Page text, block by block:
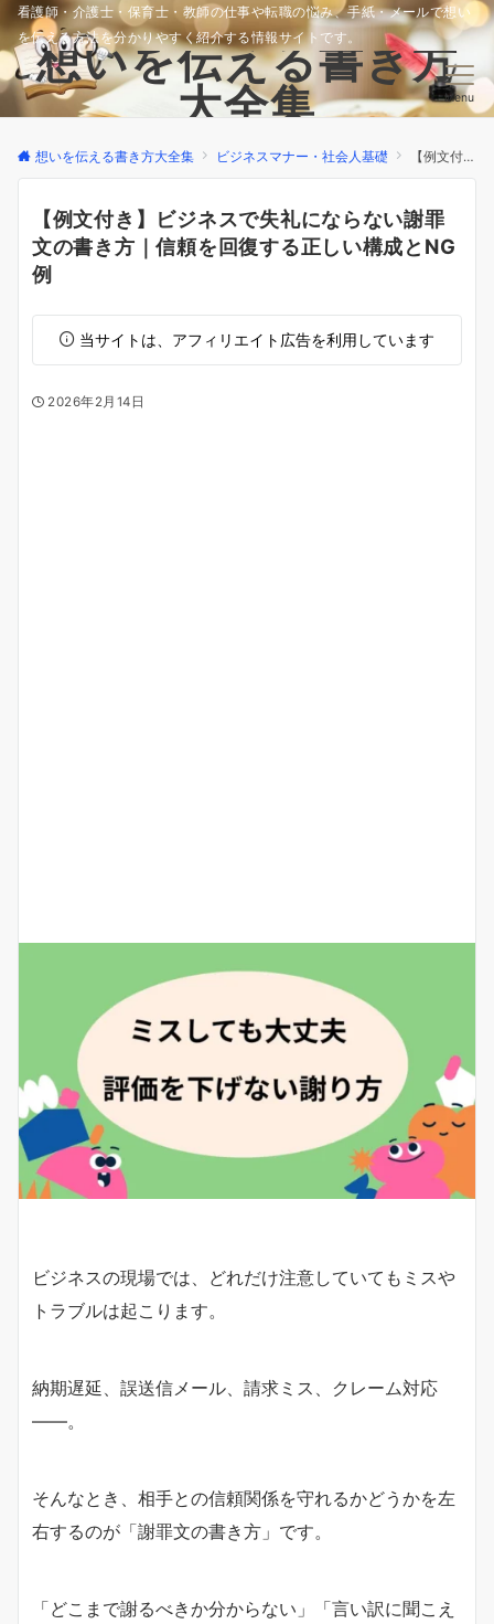
看護師・介護士・保育士・教師の仕事や転職の悩み、手紙・メールで想い
を伝える方法を分かりやすく紹介する情報サイトです。
想いを伝える書き方
大全集
Menu
想いを伝える書き方大全集 ビジネスマナー・社会人基礎 【例文付き】ビジネスで失礼にならない謝罪文の書き方｜信頼を回復する正しい構成とNG例
【例文付き】ビジネスで失礼にならない謝罪
文の書き方｜信頼を回復する正しい構成とNG
例
当サイトは、アフィリエイト広告を利用しています
2026年2月14日
ビジネスの現場では、どれだけ注意していてもミスや
トラブルは起こります。
納期遅延、誤送信メール、請求ミス、クレーム対応
――。
そんなとき、相手との信頼関係を守れるかどうかを左
右するのが「謝罪文の書き方」です。
「どこまで謝るべきか分からない」「言い訳に聞こえ